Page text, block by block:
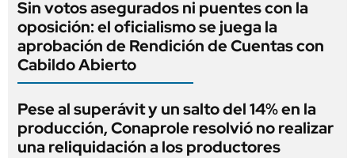
Sin votos asegurados ni puentes con la
oposición: el oficialismo se juega la
aprobación de Rendición de Cuentas con
Cabildo Abierto
Pese al superávit y un salto del 14% en la
producción, Conaprole resolvió no realizar
una reliquidación a los productores